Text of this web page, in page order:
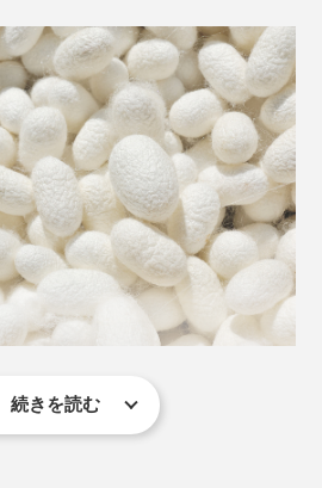
りうるおいます。
た美容液を、1枚につき、たっぷ
いたくなシートマスクです。
える養蚕業は、日本を代表する産
続きを読む